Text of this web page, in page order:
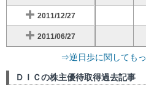
2011/12/27
2011/06/27
⇒逆日歩に関しても
ＤＩＣの株主優待取得過去記事